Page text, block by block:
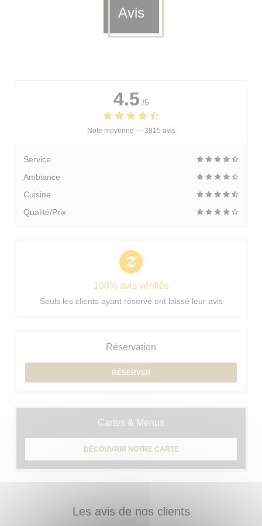
Avis
Les avis de nos clients
4.5 /5
Note moyenne — 3815 avis
Service
Ambiance
Cuisine
Qualité/Prix
100% avis vérifiés
Seuls les clients ayant réservé ont laissé leur avis
Réservation
RÉSERVER
Cartes & Menus
DÉCOUVRIR NOTRE CARTE